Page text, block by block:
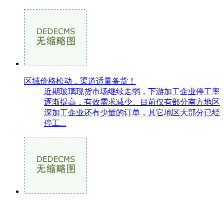
区域价格松动，渠道适量备货！
近期玻璃现货市场继续走弱，下游加工企业停工率
逐渐提高，有效需求减少。目前仅有部分南方地区
深加工企业还有少量的订单，其它地区大部分已经
停工...